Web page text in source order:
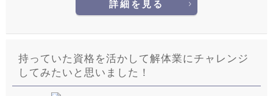
詳細を見る
持っていた資格を活かして解体業にチャレンジ
してみたいと思いました！